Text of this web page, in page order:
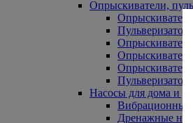
Опрыскиватели,
Насосы для дома и
Вибрационные
Дренажные